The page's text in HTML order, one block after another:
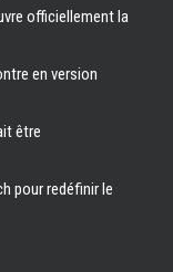
officiellement la
en version
être
pour redéfinir le